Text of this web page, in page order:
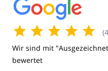
(
Wir sind mit
bewertet